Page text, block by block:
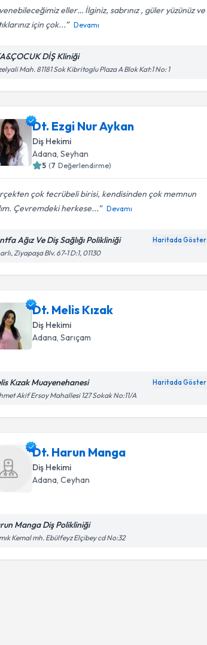
eller… İlginiz, sabrınız , güler yüzünüz ve
için çok...
Devamı
DİŞ Kliniği
Mah. 81181 Sok Kibritoglu Plaza A Blok Kat:1 No: 1
Dt. Ezgi Nur Aykan
Diş Hekimi
Adana , Seyhan
5 (7 Değerlendirme)
çok tecrübeli birisi, kendisinden çok memnun
Çevremdeki herkese...
Devamı
Ağız Ve Diş Sağlığı Polikliniği Haritada Göster
Ziyapaşa Blv. 67-1 D:1, 01130
Dt. Melis Kızak
Diş Hekimi
Adana , Sarıçam
Kızak Muayenehanesi Haritada Göster
Akif Ersoy Mahallesi 127 Sokak No:11/A
Dt. Harun Manga
Diş Hekimi
Adana , Ceyhan
Manga Diş Polikliniği
Kemal mh. Ebülfeyz Elçibey cd No:32